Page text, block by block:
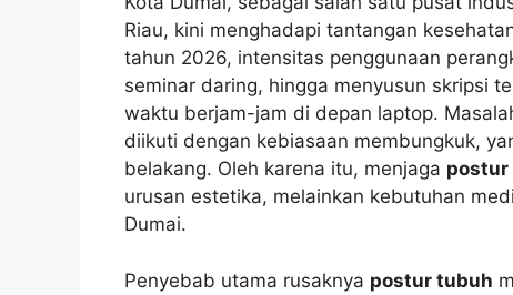
Riau, kini menghadapi tantangan
tahun 2026, intensitas penggunaan
seminar daring, hingga menyusun skripsi
waktu berjam-jam di depan laptop.
diikuti dengan kebiasaan membungkuk,
belakang. Oleh karena itu, menjaga postur
urusan estetika, melainkan kebutuhan
Dumai.
Penyebab utama rusaknya postur tubuh